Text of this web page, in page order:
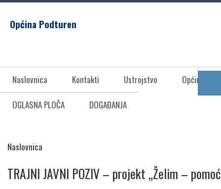
Općina Podturen
Naslovnica Kontakti Ustrojstvo Općina
OGLASNA PLOČA DOGAĐANJA
Naslovnica
TRAJNI JAVNI POZIV – projekt „Želim –